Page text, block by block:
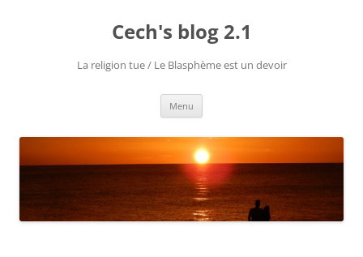
Cech's blog 2.1
La religion tue / Le Blasphème est un devoir
Menu